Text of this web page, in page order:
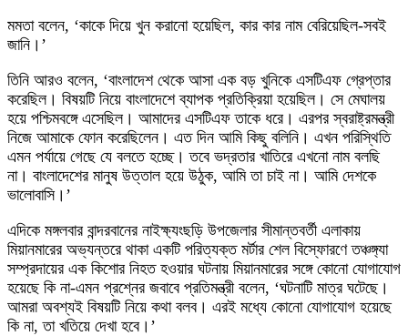
মমতা বলেন, ‘কাকে দিয়ে খুন করানো হয়েছিল, কার কার নাম বেরিয়েছিল-সবই
জানি।’
তিনি আরও বলেন, ‘বাংলাদেশ থেকে আসা এক বড় খুনিকে এসটিএফ গ্রেপ্তার
করেছিল। বিষয়টি নিয়ে বাংলাদেশে ব্যাপক প্রতিক্রিয়া হয়েছিল। সে মেঘালয়
হয়ে পশ্চিমবঙ্গে এসেছিল। আমাদের এসটিএফ তাকে ধরে। এরপর স্বরাষ্ট্রমন্ত্রী
নিজে আমাকে ফোন করেছিলেন। এত দিন আমি কিছু বলিনি। এখন পরিস্থিতি
এমন পর্যায়ে গেছে যে বলতে হচ্ছে। তবে ভদ্রতার খাতিরে এখনো নাম বলছি
না। বাংলাদেশের মানুষ উত্তাল হয়ে উঠুক, আমি তা চাই না। আমি দেশকে
ভালোবাসি।’
এদিকে মঙ্গলবার বান্দরবানের নাইক্ষ্যংছড়ি উপজেলার সীমান্তবর্তী এলাকায়
মিয়ানমারের অভ্যন্তরে থাকা একটি পরিত্যক্ত মর্টার শেল বিস্ফোরণে তঞ্চঙ্গ্যা
সম্প্রদায়ের এক কিশোর নিহত হওয়ার ঘটনায় মিয়ানমারের সঙ্গে কোনো যোগাযোগ
হয়েছে কি না-এমন প্রশ্নের জবাবে প্রতিমন্ত্রী বলেন, ‘ঘটনাটি মাত্র ঘটেছে।
আমরা অবশ্যই বিষয়টি নিয়ে কথা বলব। এরই মধ্যে কোনো যোগাযোগ হয়েছে
কি না, তা খতিয়ে দেখা হবে।’